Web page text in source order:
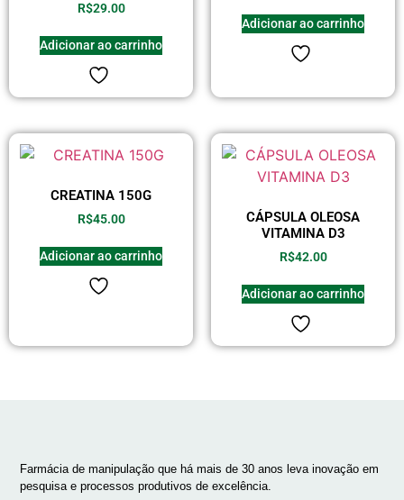
R$29.00
Adicionar ao carrinho
Adicionar ao carrinho
CREATINA 150G
R$45.00
Adicionar ao carrinho
CÁPSULA OLEOSA
VITAMINA D3
R$42.00
Adicionar ao carrinho
Farmácia de manipulação que há mais de 30 anos leva inovação em
pesquisa e processos produtivos de excelência.